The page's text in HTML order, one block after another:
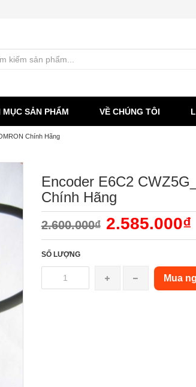
MỤC SẢN PHẨM VỀ CHÚNG TÔI
Chính Hãng
Encoder E6C2
Chính Hãng
2.600.000₫ 2.585.000₫
SỐ LƯỢNG
Mua